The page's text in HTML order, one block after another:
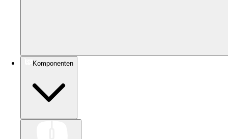
Komponenten